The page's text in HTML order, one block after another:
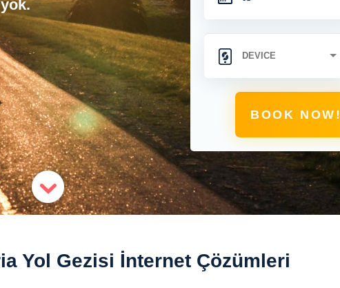
BOOK NOW!
Yol Gezisi İnternet Çözümleri